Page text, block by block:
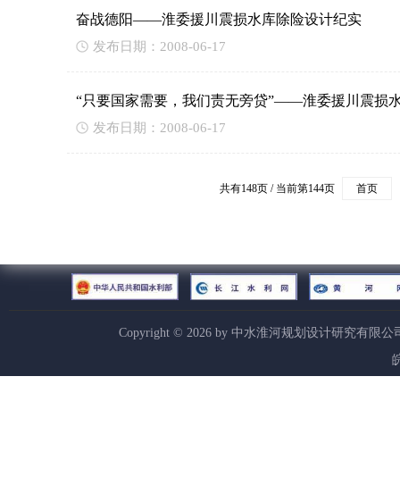
奋战德阳——淮委援川震损水库除险设计纪实
发布日期：2008-06-17
“只要国家需要，我们责无旁贷”——淮委援川震损
发布日期：2008-06-17
共有148页 / 当前第144页 首页
Copyright © 2026by 中水淮河规划设计研究有限公